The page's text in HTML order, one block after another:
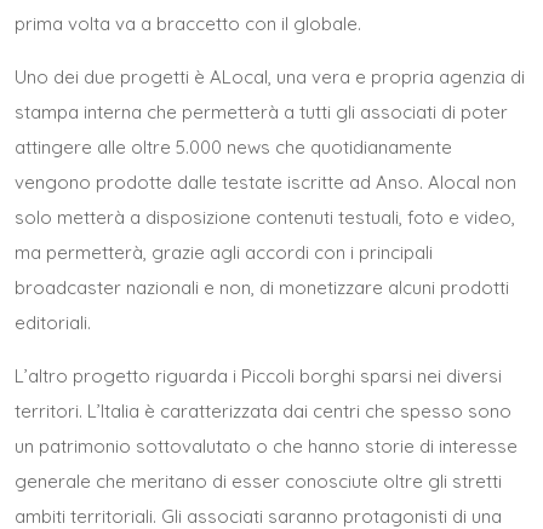
prima volta va a braccetto con il globale.
Uno dei due progetti è ALocal, una vera e propria agenzia di
stampa interna che permetterà a tutti gli associati di poter
attingere alle oltre 5.000 news che quotidianamente
vengono prodotte dalle testate iscritte ad Anso. Alocal non
solo metterà a disposizione contenuti testuali, foto e video,
ma permetterà, grazie agli accordi con i principali
broadcaster nazionali e non, di monetizzare alcuni prodotti
editoriali.
L’altro progetto riguarda i Piccoli borghi sparsi nei diversi
territori. L’Italia è caratterizzata dai centri che spesso sono
un patrimonio sottovalutato o che hanno storie di interesse
generale che meritano di esser conosciute oltre gli stretti
ambiti territoriali. Gli associati saranno protagonisti di una